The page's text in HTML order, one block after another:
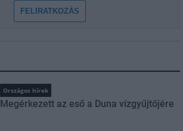
FELIRATKOZÁS
Országos hírek
Megérkezett az eső a Duna vízgyűjtőjére